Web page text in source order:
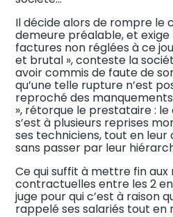
Il décide alors de rompre le
demeure préalable, et
factures non réglées à ce
et brutal », conteste la
avoir commis de faute de
qu’une telle rupture n’est
reproché des
», rétorque le prestataire :
s’est à plusieurs reprises
ses techniciens, tout en
sans passer par leur
Ce qui suffit à mettre fin aux
contractuelles entre les 2
juge pour qui c’est à raison
rappelé ses salariés tout